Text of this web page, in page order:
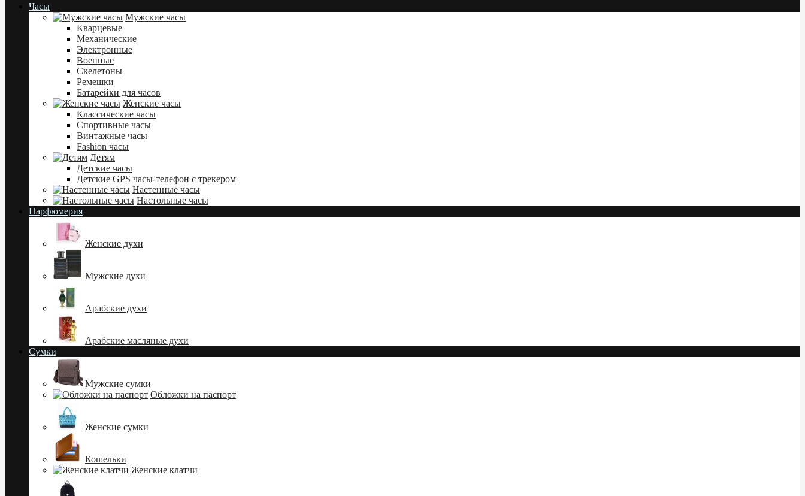
Часы
Мужские часы
Кварцевые
Механические
Электронные
Военные
Скелетоны
Ремешки
Батарейки для часов
Женские часы
Классические часы
Спортивные часы
Винтажные часы
Fashion часы
Детям
Детские часы
Детские GPS часы-телефон с трекером
Настенные часы
Настольные часы
Парфюмерия
Женские духи
Мужские духи
Арабские духи
Арабские масляные духи
Сумки
Мужские сумки
Обложки на паспорт
Женские сумки
Кошельки
Женские клатчи